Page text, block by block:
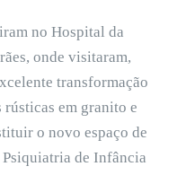
no Hospital da
onde visitaram,
transformação
rústicas em granito e
o novo espaço de
de Infância